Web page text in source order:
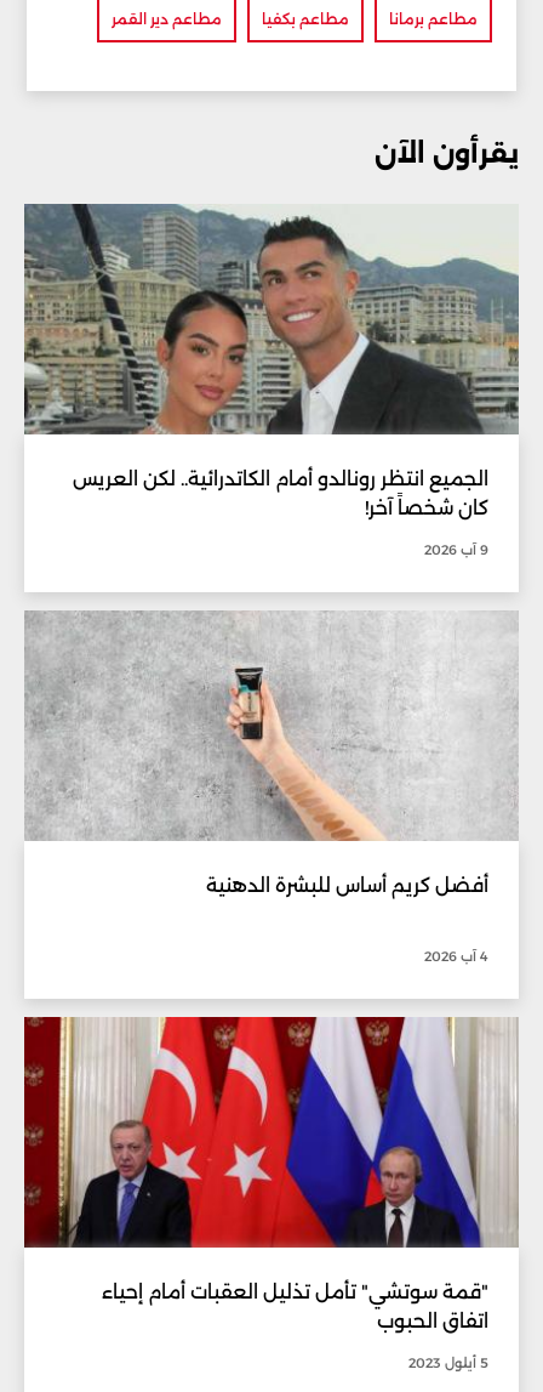
مطاعم برمانا مطاعم بكفيا مطاعم دير القمر
يقرأون الآن
الجميع انتظر رونالدو أمام الكاتدرائية.. لكن العريس
كان شخصاً آخر!
9 آب 2026
أفضل كريم أساس للبشرة الدهنية
4 آب 2026
"قمة سوتشي" تأمل تذليل العقبات أمام إحياء
اتفاق الحبوب
5 أيلول 2023